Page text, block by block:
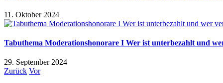
11. Oktober 2024
Tabuthema Moderationshonorare I Wer ist unterbezahlt und
29. September 2024
Zurück Vor